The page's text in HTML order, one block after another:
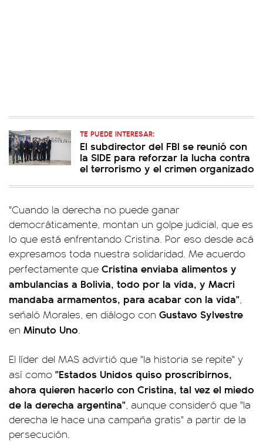
TE PUEDE INTERESAR:
El subdirector del FBI se reunió con
la SIDE para reforzar la lucha contra
el terrorismo y el crimen organizado
"Cuando la derecha no puede ganar
democráticamente, montan un golpe judicial, que es
lo que está enfrentando Cristina. Por eso desde acá
expresamos toda nuestra solidaridad. Me acuerdo
perfectamente que Cristina enviaba alimentos y
ambulancias a Bolivia, todo por la vida, y Macri
mandaba armamentos, para acabar con la vida",
señaló Morales, en diálogo con Gustavo Sylvestre
en Minuto Uno.
El líder del MAS advirtió que "la historia se repite" y
así como "Estados Unidos quiso proscribirnos,
ahora quieren hacerlo con Cristina, tal vez el miedo
de la derecha argentina", aunque consideró que "la
derecha le hace una campaña gratis" a partir de la
persecución.